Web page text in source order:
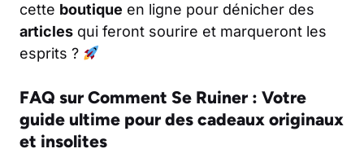
cette boutique en ligne pour dénicher des
articles qui feront sourire et marqueront les
esprits ?
FAQ sur Comment Se Ruiner : Votre
guide ultime pour des cadeaux originaux
et insolites